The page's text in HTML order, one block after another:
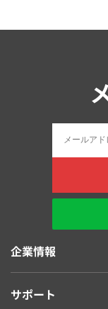
企業情報
サポート